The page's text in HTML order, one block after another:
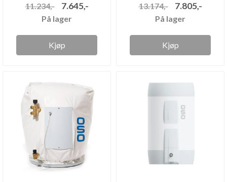
11.234,- 7.645,-
På lager
Kjøp
13.174,- 7.805,-
På lager
Kjøp